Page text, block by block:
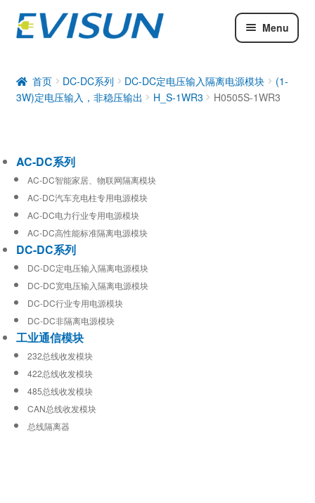
Menu
DC-DC系列
工业通信模块
首页 DC-DC系列 DC-DC定电压输入隔离电源模块
(1-
3W)定电压输入，非稳压输出
H_S-1WR3 H0505S-1WR3
AC-DC系列
AC-DC智能家居、物联网隔离模块
AC-DC汽车充电柱专用电源模块
AC-DC电力行业专用电源模块
AC-DC高性能标准隔离电源模块
DC-DC系列
DC-DC定电压输入隔离电源模块
DC-DC宽电压输入隔离电源模块
DC-DC行业专用电源模块
DC-DC非隔离电源模块
工业通信模块
232总线收发模块
422总线收发模块
485总线收发模块
CAN总线收发模块
总线隔离器